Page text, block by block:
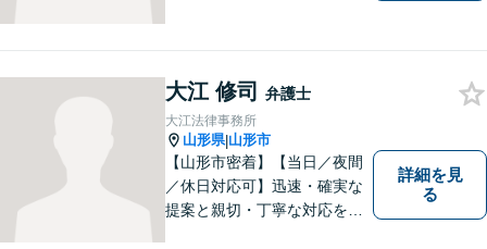
大江 修司 弁護士
大江法律事務所
山形県|山形市
【山形市密着】【当日／夜間
／休日対応可】迅速・確実な
提案と親切・丁寧な対応をい
詳細を見
る